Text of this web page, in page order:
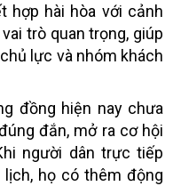
hợp hài hòa với cảnh
trò quan trọng, giúp
lực và nhóm khách
đồng hiện nay chưa
đắn, mở ra cơ hội
người dân trực tiếp
họ có thêm động